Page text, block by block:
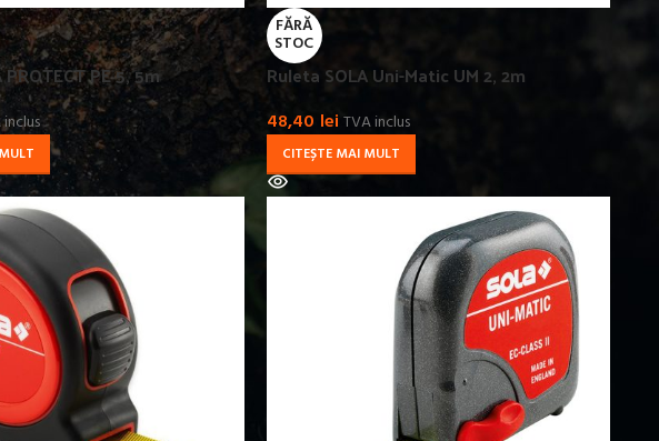
PE 5, 5m
FĂRĂ
STOC
Ruleta SOLA Uni-Matic UM 2, 2m
48,40 lei TVA inclus
CITEȘTE MAI MULT